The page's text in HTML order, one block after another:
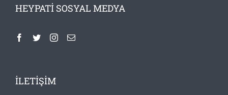
HEYPATI SOSYAL MEDYA
İLETİŞİM